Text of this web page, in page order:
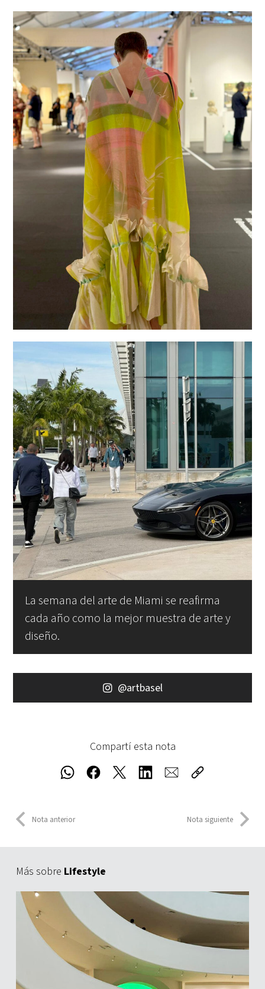
La semana del arte de Miami se reafirma
cada año como la mejor muestra de arte y
diseño.
@artbasel
Compartí esta nota
Nota anterior Nota siguiente
Más sobre Lifestyle